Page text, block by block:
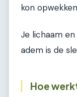
kon
Je lichaam
adem is de
Hoe